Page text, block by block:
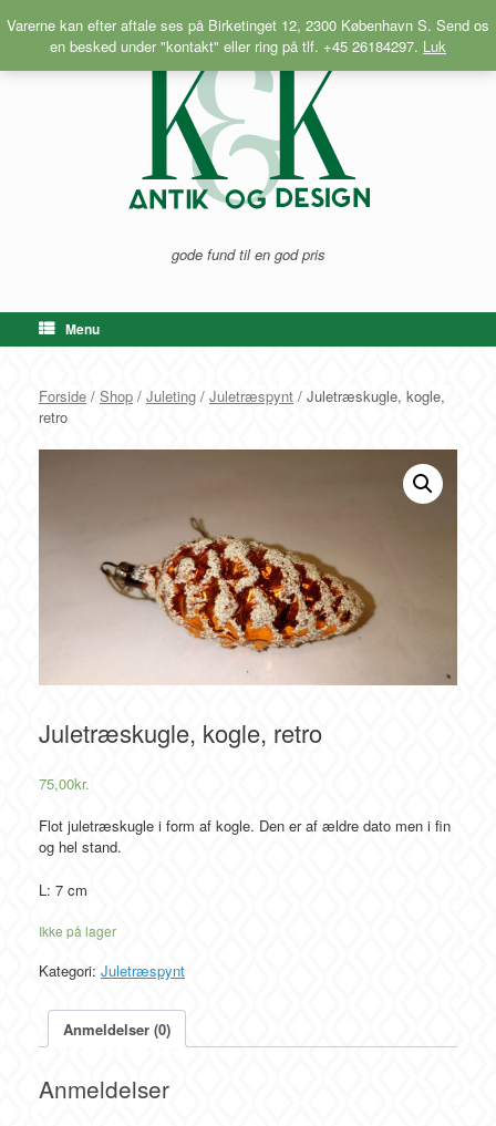
Varerne kan efter aftale ses på Birketinget 12, 2300 København S. Send os
en besked under "kontakt" eller ring på tlf. +45 26184297. Luk
til
gode fund til en god pris
Menu
Forside / Shop / Juleting / Juletræspynt / Juletræskugle, kogle,
retro
Juletræskugle, kogle, retro
75,00kr.
Flot juletræskugle i form af kogle. Den er af ældre dato men i fin
og hel stand.
L: 7 cm
Ikke på lager
Kategori: Juletræspynt
Anmeldelser (0)
Anmeldelser